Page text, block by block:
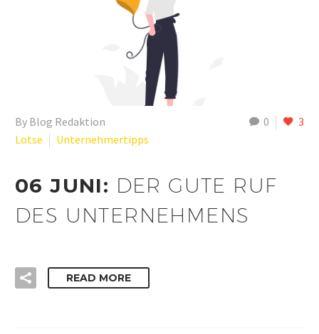
0 3
By Blog Redaktion
Lotse
Unternehmertipps
06 JUNI: DER GUTE RUF
DES UNTERNEHMENS
READ MORE